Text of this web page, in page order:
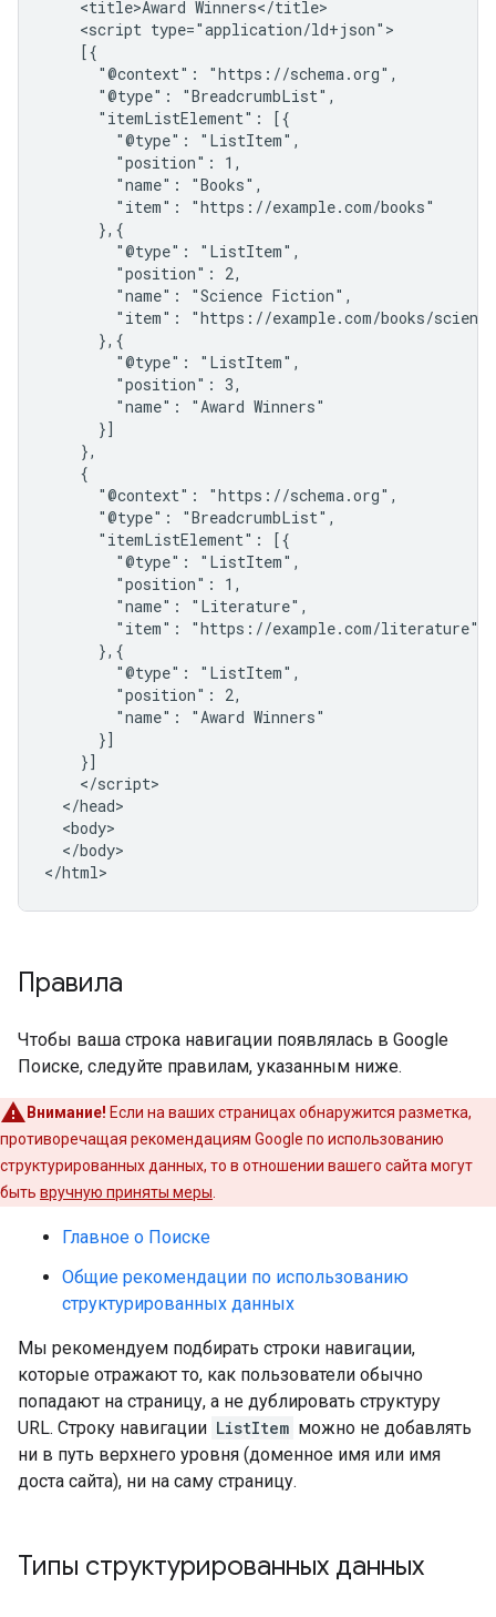
    <title>Award Winners</title>
    <script type="application/ld+json">
    [{
      "@context": "https://schema.org",
      "@type": "BreadcrumbList",
      "itemListElement": [{
        "@type": "ListItem",
        "position": 1,
        "name": "Books",
        "item": "https://example.com/books"
      },{
        "@type": "ListItem",
        "position": 2,
        "name": "Science Fiction",
"item": "https://example.com/books/
      },{
        "@type": "ListItem",
        "position": 3,
        "name": "Award Winners"
      }]
    },
    {
      "@context": "https://schema.org",
      "@type": "BreadcrumbList",
      "itemListElement": [{
        "@type": "ListItem",
        "position": 1,
        "name": "Literature",
        "item": "https://example.com/literature"
      },{
        "@type": "ListItem",
        "position": 2,
        "name": "Award Winners"
      }]
    }]
    </script>
  </head>
  <body>
  </body>
</html>
Правила
Чтобы ваша строка навигации появлялась в Google
Поиске, следуйте правилам, указанным ниже.
Внимание! Если на ваших страницах обнаружится разметка,
противоречащая рекомендациям Google по использованию
структурированных данных, то в отношении вашего сайта могут
быть вручную приняты меры
Главное о Поиске
Общие рекомендации по использованию
структурированных данных
Мы рекомендуем подбирать строки навигации,
которые отражают то, как пользователи обычно
попадают на страницу, а не дублировать структуру
URL. Строку навигации ListItem можно не добавлять
ни в путь верхнего уровня (доменное имя или имя
доста сайта), ни на саму страницу.
Типы структурированных данных